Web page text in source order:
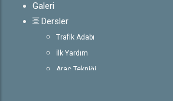
Galeri
Dersler
Trafik Adabı
İlk Yardım
Araç Tekniği